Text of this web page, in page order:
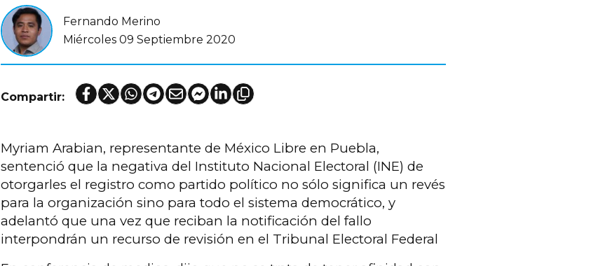
Fernando Merino
Miércoles 09 Septiembre 2020
Compartir:
Myriam Arabian, representante de México Libre en Puebla,
sentenció que la negativa del Instituto Nacional Electoral (INE) de
otorgarles el registro como partido político no sólo significa un revés
para la organización sino para todo el sistema democrático, y
adelantó que una vez que reciban la notificación del fallo
interpondrán un recurso de revisión en el Tribunal Electoral Federal